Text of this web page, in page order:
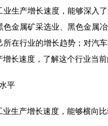
业生产增长速度，能够深入
金属矿采选业、黑色金属
所在行业的增长趋势；对汽
长速度，了解这个行业当
平
生产增长速度，能够横向